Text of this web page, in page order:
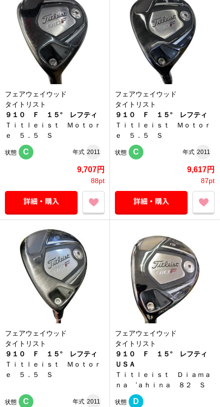
フェアウェイウッド
タイトリスト
９１０ Ｆ １５° レフティ
Ｔｉｔｌｅｉｓｔ Ｍｏｔｏｒ
ｅ ５．５ Ｓ
状態 C 年式 2011
9,707円
88pt
フェアウェイウッド
タイトリスト
９１０ Ｆ １５° レフティ
Ｔｉｔｌｅｉｓｔ Ｍｏｔｏｒ
ｅ ５．５ Ｓ
状態 C 年式 2011
9,617円
87pt
フェアウェイウッド
タイトリスト
９１０ Ｆ １５° レフティ
Ｔｉｔｌｅｉｓｔ Ｍｏｔｏｒ
ｅ ５．５ Ｓ
状態 C 年式 2011
フェアウェイウッド
タイトリスト
９１０ Ｆ １５° レフティ
ＵＳＡ
Ｔｉｔｌｅｉｓｔ Ｄｉａｍａ
ｎａ ’ａｈｉｎａ ８２ Ｓ
状態 D